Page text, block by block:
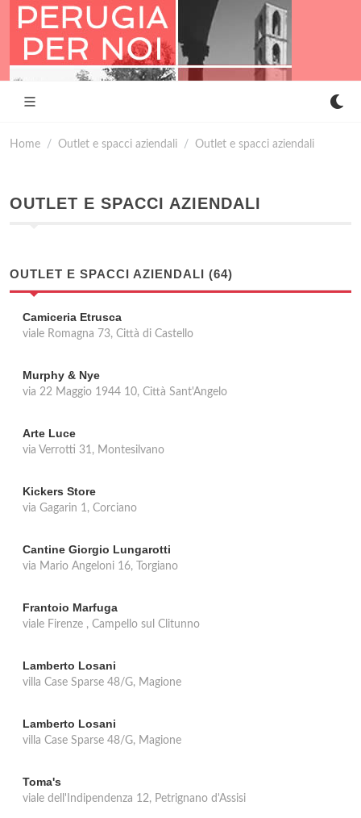
Home Outlet e spacci aziendali Outlet e spacci aziendali
OUTLET E SPACCI AZIENDALI
OUTLET E SPACCI AZIENDALI (64)
Camiceria Etrusca
viale Romagna 73, Città di Castello
Murphy & Nye
via 22 Maggio 1944 10, Città Sant'Angelo
Arte Luce
via Verrotti 31, Montesilvano
Kickers Store
via Gagarin 1, Corciano
Cantine Giorgio Lungarotti
via Mario Angeloni 16, Torgiano
Frantoio Marfuga
viale Firenze , Campello sul Clitunno
Lamberto Losani
villa Case Sparse 48/G, Magione
Lamberto Losani
villa Case Sparse 48/G, Magione
Toma's
viale dell'Indipendenza 12, Petrignano d'Assisi